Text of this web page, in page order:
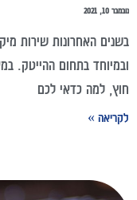
נובמבר 10, 2021
בשנים האחרונות שירות
ובמיוחד בתחום ההייטק.
חוץ, למה כדאי לכם
לקריאה »